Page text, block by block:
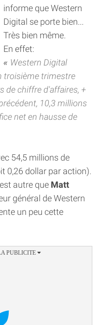
informe que Western
Digital se porte bien...
Très bien même.
En effet:
Western Digital
troisième trimestre
de chiffre d'affaires, +
10,3 millions
net en hausse de
54,5 millions de
0,26 dollar par action).
autre que Matt
général de Western
un peu cette